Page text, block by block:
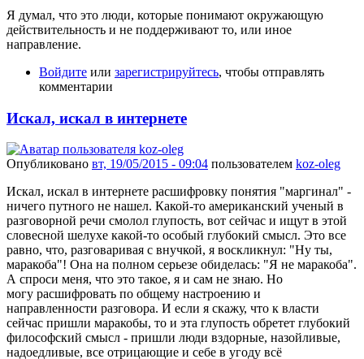
Я думал, что это люди, которые понимают окружающую
действительность и не поддерживают то, или иное
направление.
Войдите или зарегистрируйтесь, чтобы отправлять
комментарии
Искал, искал в интернете
Опубликовано вт, 19/05/2015 - 09:04 пользователем koz-oleg
Искал, искал в интернете расшифровку понятия "маргинал" -
ничего путного не нашел. Какой-то американский ученый в
разговорной речи смолол глупость, вот сейчас и ищут в этой
словесной шелухе какой-то особый глубокий смысл. Это все
равно, что, разговаривая с внучкой, я воскликнул: "Ну ты,
маракоба"! Она на полном серьезе обиделась: "Я не маракоба".
А спроси меня, что это такое, я и сам не знаю. Но
могу расшифровать по общему настроению и
направленности разговора. И если я скажу, что к власти
сейчас пришли маракобы, то и эта глупость обретет глубокий
философский смысл - пришли люди вздорные, назойливые,
надоедливые, все отрицающие и себе в угоду всё